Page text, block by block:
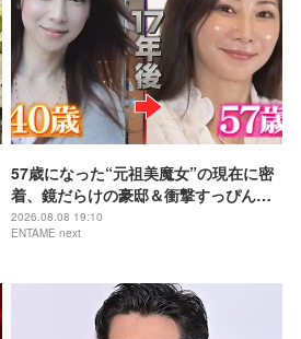
57歳になった“元祖美魔女”の現在に密
着、鏡だらけの豪邸＆衝撃すっぴん姿
を披露
2026.08.08 19:10
ENTAME next